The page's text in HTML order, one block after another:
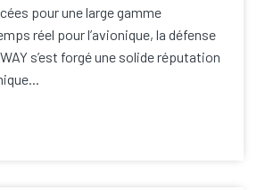
pour une large gamme
réel pour l’avionique, la défense
s’est forgé une solide réputation